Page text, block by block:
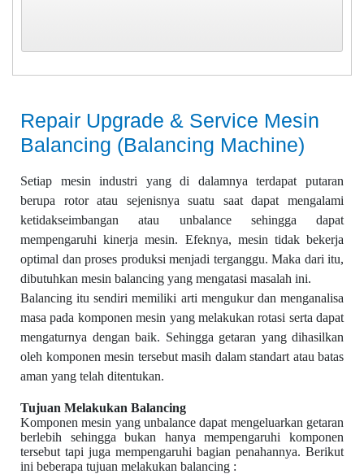
Repair Upgrade & Service Mesin
Balancing (Balancing Machine)
Setiap mesin industri yang di dalamnya terdapat putaran
berupa rotor atau sejenisnya suatu saat dapat mengalami
ketidakseimbangan atau unbalance sehingga dapat
mempengaruhi kinerja mesin. Efeknya, mesin tidak bekerja
optimal dan proses produksi menjadi terganggu. Maka dari itu,
dibutuhkan mesin balancing yang mengatasi masalah ini.
Balancing itu sendiri memiliki arti mengukur dan menganalisa
masa pada komponen mesin yang melakukan rotasi serta dapat
mengaturnya dengan baik. Sehingga getaran yang dihasilkan
oleh komponen mesin tersebut masih dalam standart atau batas
aman yang telah ditentukan.
Tujuan Melakukan Balancing
Komponen mesin yang unbalance dapat mengeluarkan getaran
berlebih sehingga bukan hanya mempengaruhi komponen
tersebut tapi juga mempengaruhi bagian penahannya. Berikut
ini beberapa tujuan melakukan balancing :